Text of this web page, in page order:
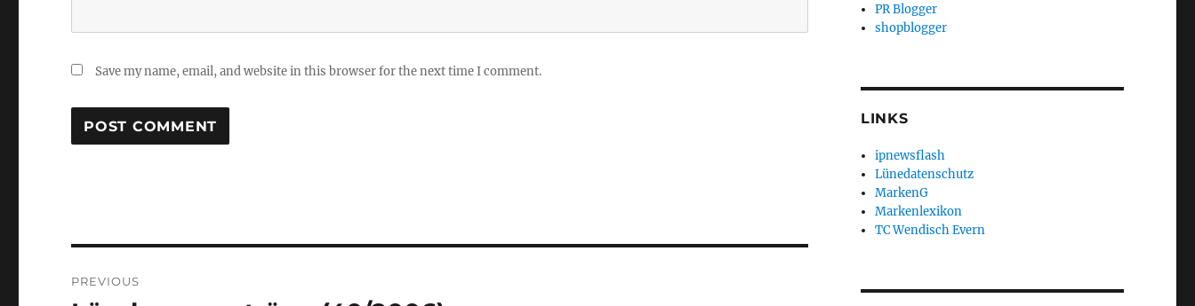
Save my name, email, and website in this browser for the next time I comment.
PREVIOUS
PR Blogger
shopblogger
LINKS
ipnewsflash
Lünedatenschutz
MarkenG
Markenlexikon
TC Wendisch Evern